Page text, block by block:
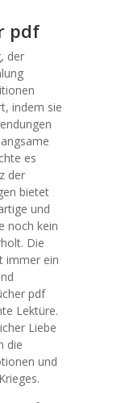
pdf
der
indem sie
es
der
bietet
und
noch kein
Die
immer ein
pdf
Lektüre.
Liebe
die
und